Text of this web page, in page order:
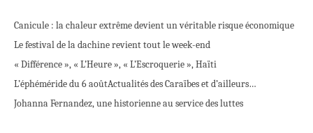
Canicule : la chaleur extrême devient un véritable risque économique
Le festival de la dachine revient tout le week-end
« Différence », « L’Heure », « L’Escroquerie », Haïti
L’éphéméride du 6 aoûtActualités des Caraïbes et d’ailleurs…
Johanna Fernandez, une historienne au service des luttes